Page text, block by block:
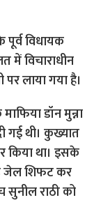
पूर्व विधायक
में विचाराधीन
लाया गया है।
डॉन मुन्ना
गई थी। कुख्यात
किया था। इसके
जेल शिफट कर
सुनील राठी को